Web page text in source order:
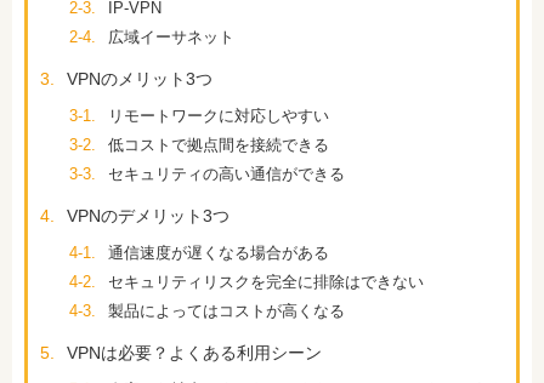
2-3.
IP-VPN
2-4.
広域イーサネット
3. VPNのメリット3つ
3-1.
リモートワークに対応しやすい
3-2.
低コストで拠点間を接続できる
3-3.
セキュリティの高い通信ができる
4. VPNのデメリット3つ
4-1.
通信速度が遅くなる場合がある
4-2.
セキュリティリスクを完全に排除はできない
4-3.
製品によってはコストが高くなる
5. VPNは必要？よくある利用シーン